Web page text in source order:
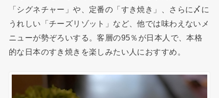
「シグネチャー」や、定番の「すき焼き」、さらに〆に
うれしい「チーズリゾット」など、他では味わえないメ
ニューが勢ぞろいする。客層の95％が日本人で、本格
的な日本のすき焼きを楽しみたい人におすすめ。